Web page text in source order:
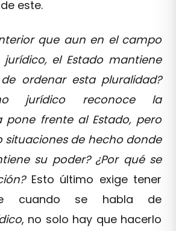
este.
que aun en el campo
el Estado mantiene
ordenar esta pluralidad?
jurídico reconoce la
pone frente al Estado, pero
situaciones de hecho donde
su poder? ¿Por qué se
Esto último exige tener
cuando se habla de
, no solo hay que hacerlo